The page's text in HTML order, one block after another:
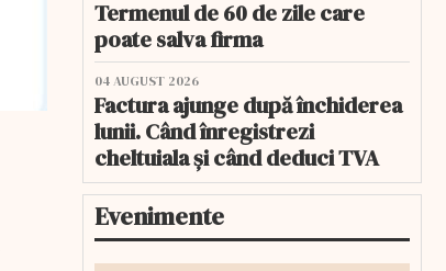
Termenul de 60 de zile care
poate salva firma
04 AUGUST 2026
Factura ajunge după închiderea
lunii. Când înregistrezi
cheltuiala și când deduci TVA
Evenimente